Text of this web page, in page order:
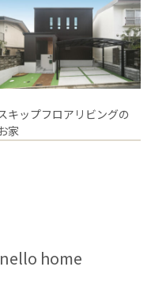
キップフロアリビングの
家
home